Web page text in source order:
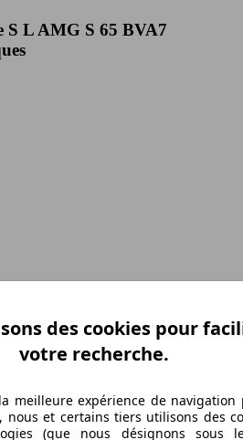
S L AMG S 65 BVA7
des cookies pour
votre recherche.
meilleure expérience de navigation
nous et certains tiers utilisons des
(que nous désignons sous